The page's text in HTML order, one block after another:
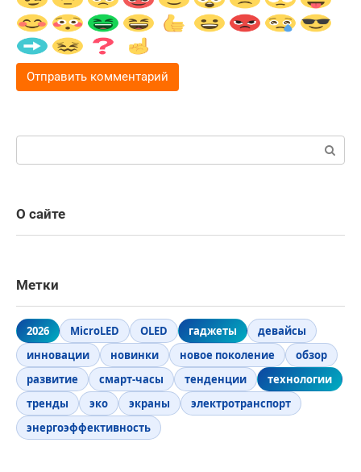
О сайте
Метки
2026 MicroLED OLED гаджеты
девайсы
инновации
новинки новое поколение
обзор
развитие
смарт-часы тенденции
технологии
тренды
эко экраны
электротранспорт
энергоэффективность